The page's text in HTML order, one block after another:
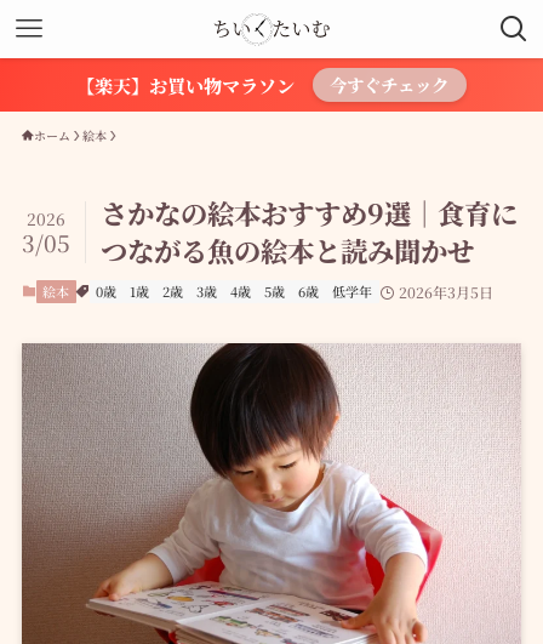
【楽天】お買い物マラソン 今すぐチェック
ホーム 絵本
さかなの絵本おすすめ9選｜食育に
つながる魚の絵本と読み聞かせ
2026
3/05
絵本 0歳 1歳 2歳 3歳 4歳 5歳 6歳 低学年 2026年3月5日